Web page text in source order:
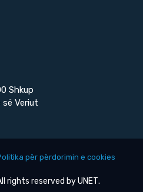
Shkup
së Veriut
për përdorimin e cookies
rights reserved byUNET.